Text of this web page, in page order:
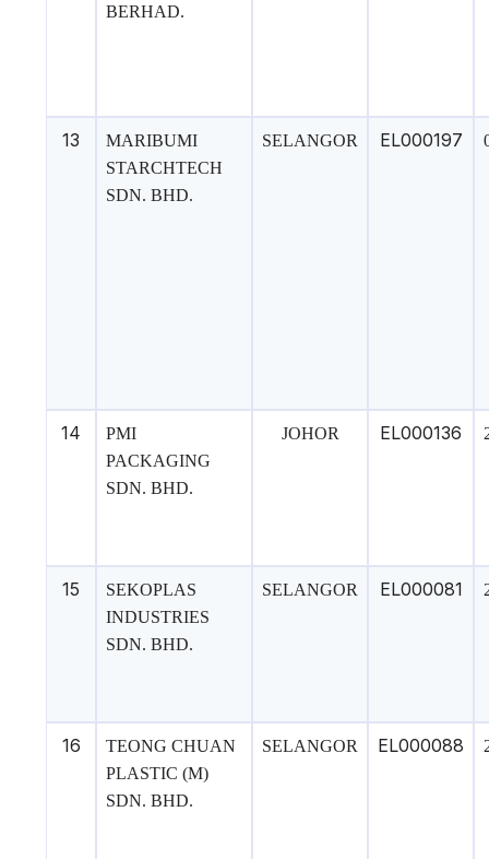
BERHAD.
13
MARIBUMI
STARCHTECH
SDN. BHD.
SELANGOR EL000197
14
PMI
PACKAGING
SDN. BHD.
JOHOR EL000136
15
SEKOPLAS
INDUSTRIES
SDN. BHD.
SELANGOR EL000081
16
TEONG CHUAN
PLASTIC (M)
SDN. BHD.
SELANGOR EL000088